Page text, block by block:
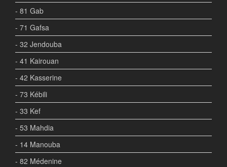
- 81 Gab
- 71 Gafsa
- 32 Jendouba
- 41 Kairouan
- 42 Kasserine
- 73 Kébili
- 33 Kef
- 53 Mahdia
- 14 Manouba
- 82 Médenine